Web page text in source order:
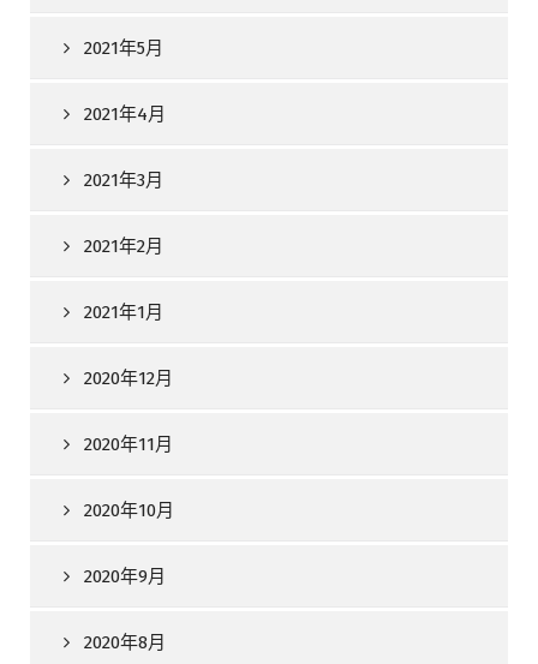
2021年5月
2021年4月
2021年3月
2021年2月
2021年1月
2020年12月
2020年11月
2020年10月
2020年9月
2020年8月